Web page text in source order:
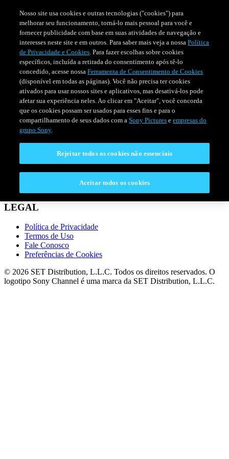
SÉRIESPROGRAMAÇÃO
CONECTAR
Perguntas Frequentes
LEGAL
Política de Privacidade
Termos de Uso
Fale Conosco
Preferências de Cookies
© 2026 SET Distribution, L.L.C. Todos os direitos reservados. O
logotipo Sony Channel é uma marca da SET Distribution, L.L.C.
Nosso site usa cookies e outras tecnologias ("cookies") para
melhorar seu funcionamento, torná-lo mais pessoal para você e
fornecer publicidade com base em suas atividades de navegação e
interesses neste site e em outros. Para saber mais veja a nossaPolítica
de Privacidade e Cookies. Para fazer escolhas sobre cookies
específicos, incluída a retirada do consentimento após tê-lo
concedido, acesse nossaFerramenta de Consentimento de Cookies
(disponível em todas as páginas). Você não precisa ter cookies
ativados para usar nossos sites e aplicativos, mas desativá-los pode
afetar sua experiência neles. Ao clicar em "Aceitar", você concorda
que os cookies possam ser usados para esses fins e para o
compartilhamento de seus dados com aSony Pictures eempresas do
grupo Sony.
Rejeitar todos os cookies não essenciais
Aceitar todos os cookies